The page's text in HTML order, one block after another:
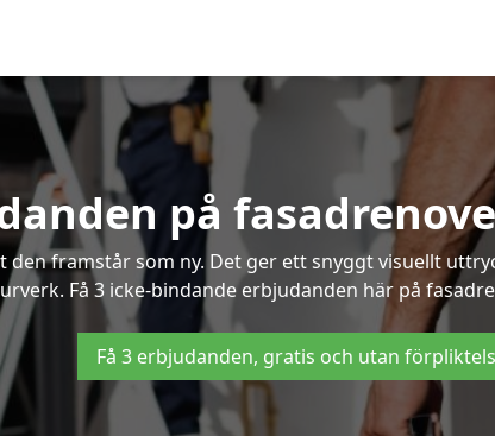
på
framstår som ny. Det ger ett snyggt visuellt
Få 3 icke-bindande erbjudanden här på
Få 3 erbjudanden, gratis och utan